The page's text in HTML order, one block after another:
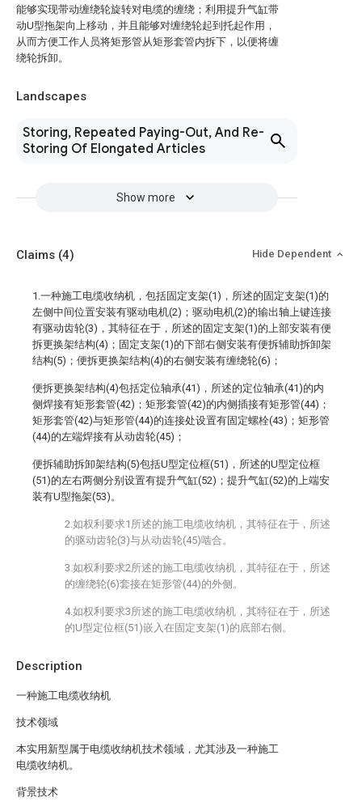
能够实现带动缠绕轮旋转对电缆的缠绕；利用提升气缸带
动U型拖架向上移动，并且能够对缠绕轮起到托起作用，
从而方便工作人员将矩形管从矩形套管内拆下，以便将缠
绕轮拆卸。
Landscapes
Storing, Repeated Paying-Out, And Re-
Storing Of Elongated Articles
Show more
Description
一种施工电缆收纳机
技术领域
本实用新型属于电缆收纳机技术领域，尤其涉及一种施工
电缆收纳机。
背景技术
Claims (4) Hide Dependent
1.一种施工电缆收纳机，包括固定支架(1)，所述的固定支架(1)的
左侧中间位置安装有驱动电机(2)；驱动电机(2)的输出轴上键连接
有驱动齿轮(3)，其特征在于，所述的固定支架(1)的上部安装有便
拆更换架结构(4)；固定支架(1)的下部右侧安装有便拆辅助拆卸架
结构(5)；便拆更换架结构(4)的右侧安装有缠绕轮(6)；
便拆更换架结构(4)包括定位轴承(41)，所述的定位轴承(41)的内
侧焊接有矩形套管(42)；矩形套管(42)的内侧插接有矩形管(44)；
矩形套管(42)与矩形管(44)的连接处设置有固定螺栓(43)；矩形管
(44)的左端焊接有从动齿轮(45)；
便拆辅助拆卸架结构(5)包括U型定位框(51)，所述的U型定位框
(51)的左右两侧分别设置有提升气缸(52)；提升气缸(52)的上端安
装有U型拖架(53)。
2.如权利要求1所述的施工电缆收纳机，其特征在于，所述
的驱动齿轮(3)与从动齿轮(45)啮合。
3.如权利要求2所述的施工电缆收纳机，其特征在于，所述
的缠绕轮(6)套接在矩形管(44)的外侧。
4.如权利要求3所述的施工电缆收纳机，其特征在于，所述
的U型定位框(51)嵌入在固定支架(1)的底部右侧。